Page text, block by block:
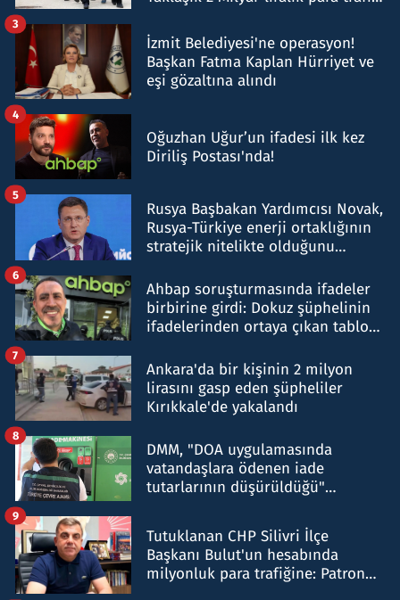
İzmit Belediyesi'ne operasyon!
Başkan Fatma Kaplan Hürriyet ve
eşi gözaltına alındı
3
Oğuzhan Uğur’un ifadesi ilk kez
Diriliş Postası'nda!
4
Rusya Başbakan Yardımcısı Novak,
Rusya-Türkiye enerji ortaklığının
stratejik nitelikte olduğunu
5
Ahbap soruşturmasında ifadeler
birbirine girdi: Dokuz şüphelinin
ifadelerinden ortaya çıkan tablo
6
Ankara'da bir kişinin 2 milyon
lirasını gasp eden şüpheliler
Kırıkkale'de yakalandı
7
DMM, "DOA uygulamasında
vatandaşlara ödenen iade
tutarlarının düşürüldüğü"
8
Tutuklanan CHP Silivri İlçe
Başkanı Bulut'un hesabında
milyonluk para trafiğine: Patron
9